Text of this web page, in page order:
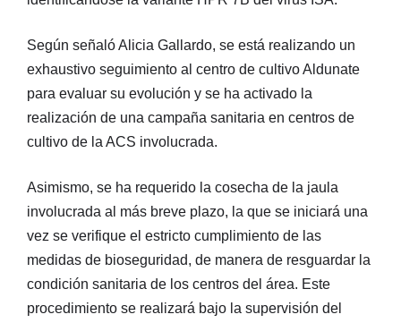
Según señaló Alicia Gallardo, se está realizando un
exhaustivo seguimiento al centro de cultivo Aldunate
para evaluar su evolución y se ha activado la
realización de una campaña sanitaria en centros de
cultivo de la ACS involucrada.
Asimismo, se ha requerido la cosecha de la jaula
involucrada al más breve plazo, la que se iniciará una
vez se verifique el estricto cumplimiento de las
medidas de bioseguridad, de manera de resguardar la
condición sanitaria de los centros del área. Este
procedimiento se realizará bajo la supervisión del